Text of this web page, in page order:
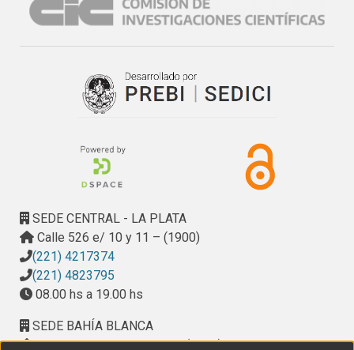
SEDE CENTRAL - LA PLATA
Calle 526 e/ 10 y 11 – (1900)
(221) 4217374
(221) 4823795
08.00 hs a 19.00 hs
SEDE BAHÍA BLANCA
Calle Ciudad de Cali 320 – (8000). Universidad